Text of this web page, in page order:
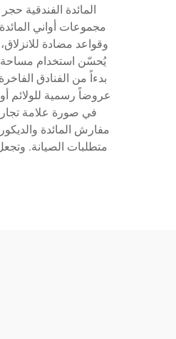
المائدة الفندقية
مجموعات أواني
وقواعد مضادة
يُحسّن استخدام مساحة
بدءاً من الفنادق
عروضاً رسمية للولائم
في صورة علامة
مفارش المائدة
متطلبات الصيانة.